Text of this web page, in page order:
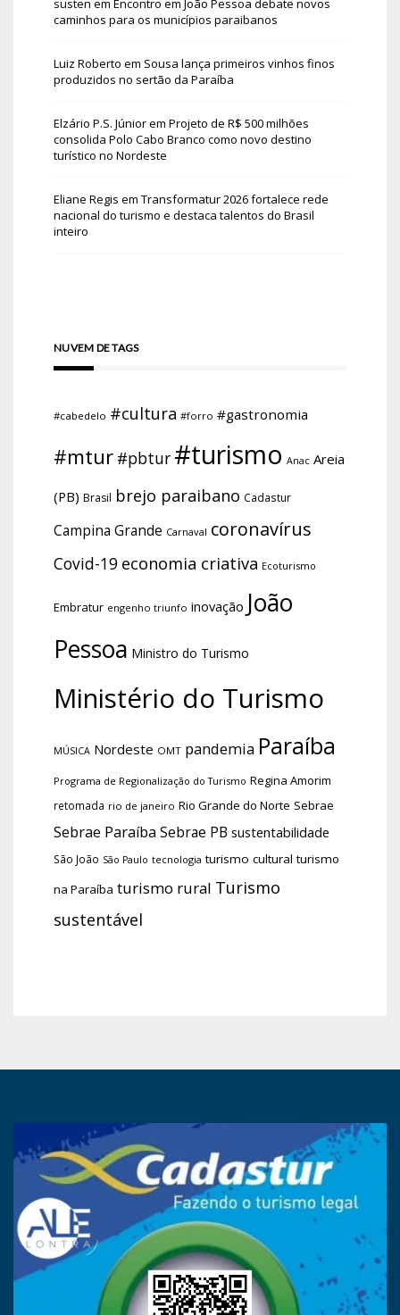
susten em Encontro em João Pessoa debate novos
caminhos para os municípios paraibanos
Luiz Roberto em Sousa lança primeiros vinhos finos
produzidos no sertão da Paraíba
Elzário P.S. Júniorem Projeto de R$ 500 milhões
consolida Polo Cabo Branco como novo destino
turístico no Nordeste
Eliane Regis em Transformatur 2026 fortalece rede
nacional do turismo e destaca talentos do Brasil
inteiro
NUVEM DE TAGS
#cabedelo #cultura #forro #gastronomia
#mtur #pbtur #turismo Anac Areia
(PB) Brasil brejo paraibano Cadastur
Campina Grande Carnaval coronavírus
Covid-19 economia criativa Ecoturismo
Embratur engenho triunfo inovação João
Pessoa Ministro do Turismo
Ministério do Turismo
MÚSICA Nordeste OMT pandemia Paraíba
Programa de Regionalização do Turismo Regina Amorim
retomada rio de janeiro Rio Grande do Norte Sebrae
Sebrae Paraíba Sebrae PB sustentabilidade
São João São Paulo tecnologia turismo cultural turismo
na Paraíba turismo rural Turismo
sustentável